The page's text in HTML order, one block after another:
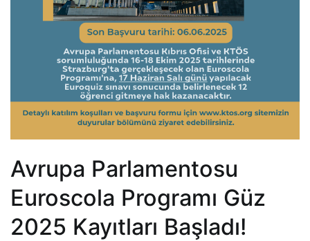
Avrupa Parlamentosu
Euroscola Programı Güz
2025 Kayıtları Başladı!